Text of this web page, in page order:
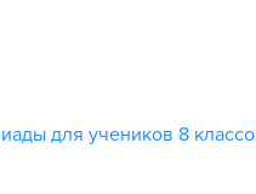
для учеников 8